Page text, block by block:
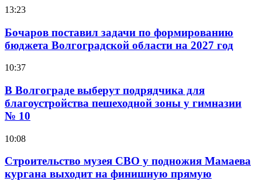
13:23
Бочаров поставил задачи по формированию
бюджета Волгоградской области на 2027 год
10:37
В Волгограде выберут подрядчика для
благоустройства пешеходной зоны у гимназии
№ 10
10:08
Строительство музея СВО у подножия Мамаева
кургана выходит на финишную прямую